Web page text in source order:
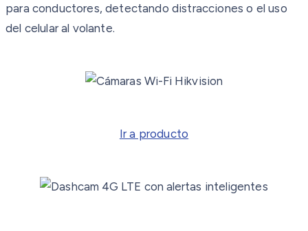
para conductores, detectando distracciones o el uso
del celular al volante.
Ir a producto